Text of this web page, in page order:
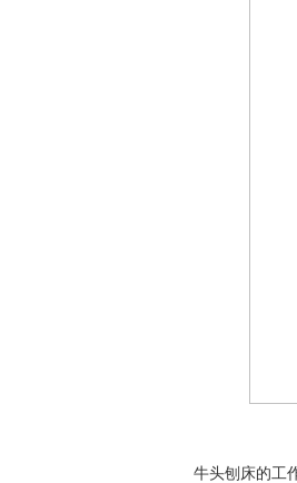
牛头刨床的工